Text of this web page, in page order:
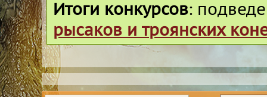
Итоги конкурсов:
рысаков и троянских